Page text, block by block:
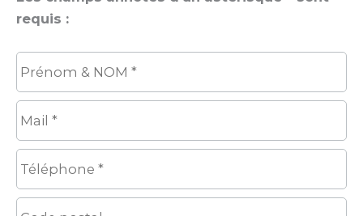
requis :